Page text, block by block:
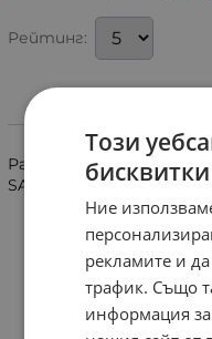
Рейтинг:
Рамка за монтаж на
SANTA FE след 2007.
Този
бисквитки
Ние
рекламите и
трафик. Също
информация